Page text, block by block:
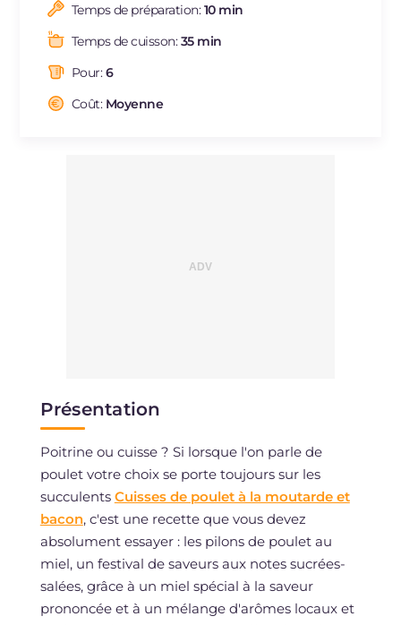
Protéine
Graisses
Fibre
Cholestérol
Temps de préparation:10 min
Temps de cuisson:35 min
Pour:6
Coût: Moyenne
Présentation
Poitrine ou cuisse ? Si lorsque l'on parle de
poulet votre choix se porte toujours sur les
succulents Cuisses de poulet à la moutarde et
bacon, c'est une recette que vous devez
absolument essayer : les pilons de poulet au
miel, un festival de saveurs aux notes sucrées-
salées, grâce à un miel spécial à la saveur
prononcée et à un mélange d'arômes locaux et